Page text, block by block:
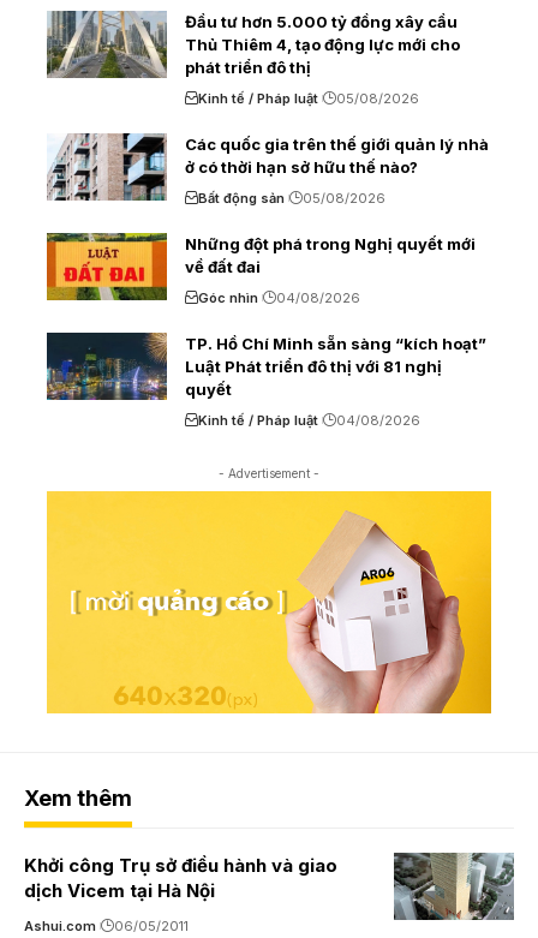
Đầu tư hơn 5.000 tỷ đồng xây cầu
Thủ Thiêm 4, tạo động lực mới cho
phát triển đô thị
Kinh tế / Pháp luật 05/08/2026
Các quốc gia trên thế giới quản lý nhà
ở có thời hạn sở hữu thế nào?
Bất động sản 05/08/2026
Những đột phá trong Nghị quyết mới
về đất đai
Góc nhìn 04/08/2026
TP. Hồ Chí Minh sẵn sàng “kích hoạt”
Luật Phát triển đô thị với 81 nghị
quyết
Kinh tế / Pháp luật 04/08/2026
- Advertisement -
Xem thêm
Khởi công Trụ sở điều hành và giao
dịch Vicem tại Hà Nội
Ashui.com 06/05/2011